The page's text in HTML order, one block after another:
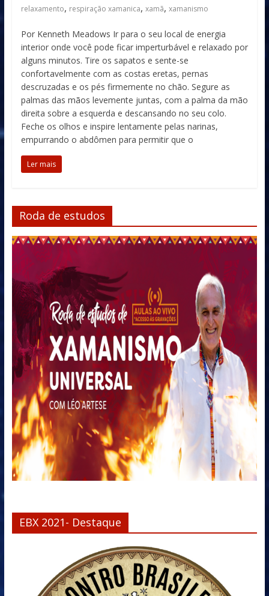
relaxamento, respiração xamanica, xamã, xamanismo
Por Kenneth Meadows Ir para o seu local de energia
interior onde você pode ficar imperturbável e relaxado por
alguns minutos. Tire os sapatos e sente-se
confortavelmente com as costas eretas, pernas
descruzadas e os pés firmemente no chão. Segure as
palmas das mãos levemente juntas, com a palma da mão
direita sobre a esquerda e descansando no seu colo.
Feche os olhos e inspire lentamente pelas narinas,
empurrando o abdômen para permitir que o
Ler mais
Roda de estudos
EBX 2021- Destaque